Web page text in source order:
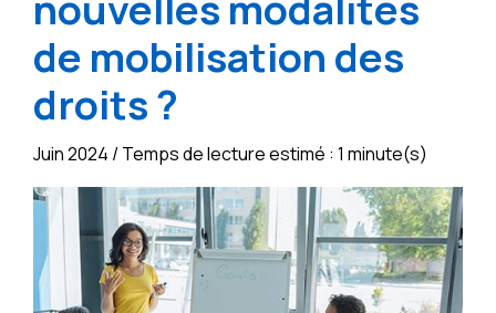
de mobilisation des
droits ?
Juin 2024 / Temps de lecture estimé : 1 minute(s)